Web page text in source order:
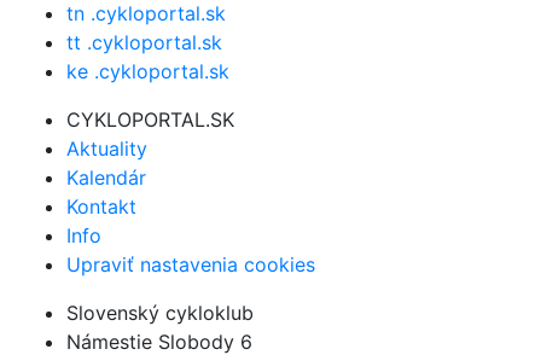
tn .cykloportal.sk
tt .cykloportal.sk
ke .cykloportal.sk
CYKLOPORTAL.SK
Aktuality
Kalendár
Kontakt
Info
Upraviť nastavenia cookies
Slovenský cykloklub
Námestie Slobody 6